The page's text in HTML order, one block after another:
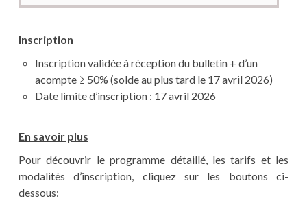
Inscription
Inscription validée à réception du bulletin + d’un
acompte ≥ 50% (solde au plus tard le 17 avril 2026)
Date limite d’inscription : 17 avril 2026
En savoir plus
Pour découvrir le programme détaillé, les tarifs et les
modalités d’inscription, cliquez sur les boutons ci-
dessous: